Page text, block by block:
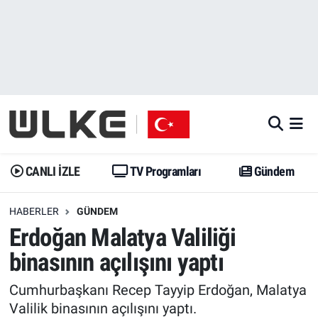
CANLI İZLE TV Programları Gündem
HABERLER GÜNDEM
Erdoğan Malatya Valiliği
binasının açılışını yaptı
Cumhurbaşkanı Recep Tayyip Erdoğan, Malatya
Valilik binasının açılışını yaptı.
Gündem
Dünya
Erişim Bilgileri
Ekonomi
Trend
Gündem
Trend
Erişim Bilgileri
Spor
Ekonomi
İstanbul Namaz Vakitleri
Trafik Durumu
Erişim Bilgileri
Tüm Manşetler
Son Dakika Haberleri